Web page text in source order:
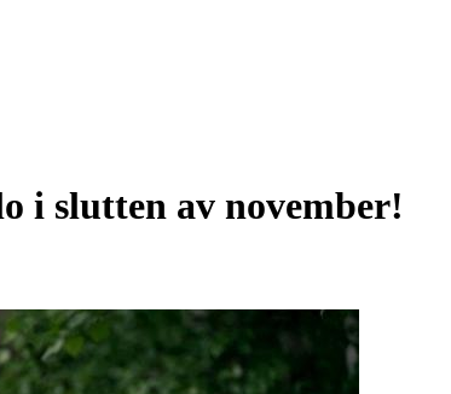
i slutten av november!